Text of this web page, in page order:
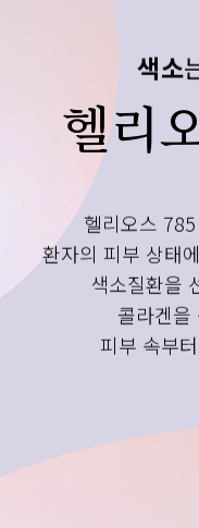
색소
헬리
헬리오스
환자의 피부 상태
색소질환을
콜라겐을
피부 속부